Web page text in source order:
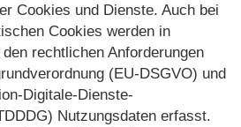
Cookies und Dienste. Auch bei
Cookies werden in
rechtlichen Anforderungen
(EU-DSGVO) und
Digitale-Dienste-
Nutzungsdaten erfasst.